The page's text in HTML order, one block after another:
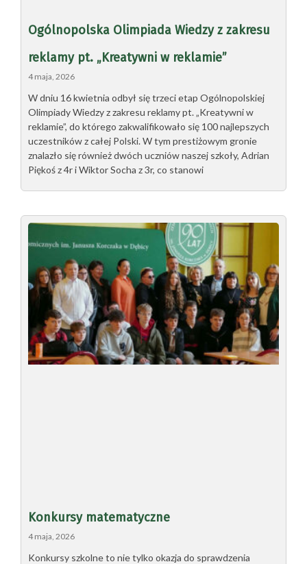
Ogólnopolska Olimpiada Wiedzy z zakresu
reklamy pt. „Kreatywni w reklamie”
4 maja, 2026
W dniu 16 kwietnia odbył się trzeci etap Ogólnopolskiej
Olimpiady Wiedzy z zakresu reklamy pt. „Kreatywni w
reklamie”, do którego zakwalifikowało się 100 najlepszych
uczestników z całej Polski. W tym prestiżowym gronie
znalazło się również dwóch uczniów naszej szkoły, Adrian
Piękoś z 4r i Wiktor Socha z 3r, co stanowi
Konkursy matematyczne
4 maja, 2026
Konkursy szkolne to nie tylko okazja do sprawdzenia